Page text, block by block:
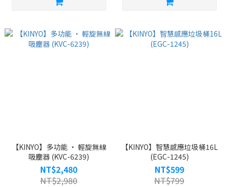
【KINYO】多功能 ‧ 輕旋無線
吸塵器 (KVC-6239)
NT$2,480
NT$2,980
【KINYO】智慧感應垃圾桶16L
(EGC-1245)
NT$599
NT$799